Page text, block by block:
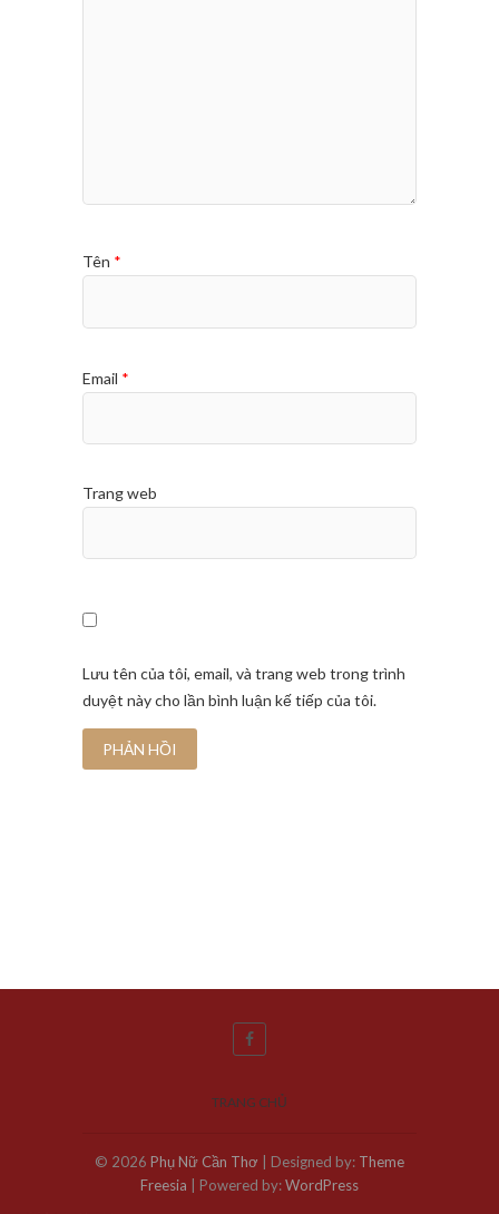
Tên *
Email *
Trang web
Lưu tên của tôi, email, và trang web trong trình
duyệt này cho lần bình luận kế tiếp của tôi.
TRANG CHỦ
© 2026 Phụ Nữ Cần Thơ | Designed by: Theme
Freesia | Powered by:WordPress